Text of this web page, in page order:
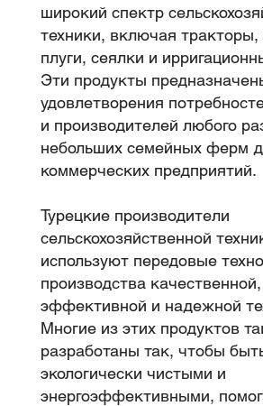
широкий спектр
техники, включая
плуги, сеялки и
Эти продукты
удовлетворения
и производителей любого
небольших семейных ферм
коммерческих предприятий.
Турецкие производители
сельскохозяйственной
используют передовые
производства качественной,
эффективной и надежной
Многие из этих продуктов
разработаны так, чтобы
экологически чистыми и
энергоэффективными,